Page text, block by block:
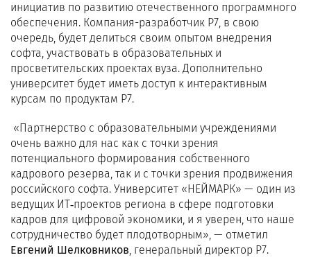
инициатив по развитию отечественного программного
обеспечения. Компания-разработчик Р7, в свою
очередь, будет делиться своим опытом внедрения
софта, участвовать в образовательных и
просветительских проектах вуза. Дополнительно
университет будет иметь доступ к интерактивным
курсам по продуктам Р7.
«Партнерство с образовательными учреждениями
очень важно для нас как с точки зрения
потенциального формирования собственного
кадрового резерва, так и с точки зрения продвижения
российского софта. Университет «НЕЙМАРК» — один из
ведущих ИТ‑проектов региона в сфере подготовки
кадров для цифровой экономики, и я уверен, что наше
сотрудничество будет плодотворным», — отметил
Евгений Шелковников, генеральный директор Р7.